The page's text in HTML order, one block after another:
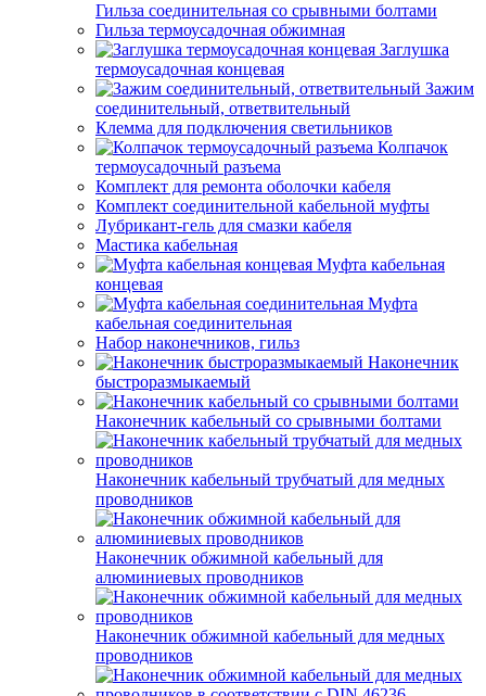
Гильза соединительная со срывными болтами
Гильза термоусадочная обжимная
Заглушка
термоусадочная концевая
Зажим
соединительный, ответвительный
Клемма для подключения светильников
Колпачок
термоусадочный разъема
Комплект для ремонта оболочки кабеля
Комплект соединительной кабельной муфты
Лубрикант-гель для смазки кабеля
Мастика кабельная
Муфта кабельная
концевая
Муфта
кабельная соединительная
Набор наконечников, гильз
Наконечник
быстроразмыкаемый
Наконечник кабельный со срывными болтами
Наконечник кабельный трубчатый для медных
проводников
Наконечник обжимной кабельный для
алюминиевых проводников
Наконечник обжимной кабельный для медных
проводников